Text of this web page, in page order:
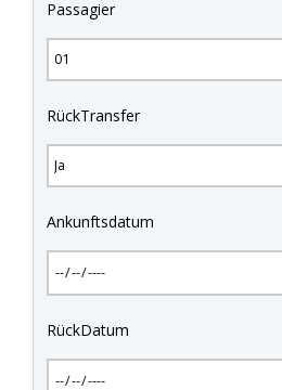
Passagier
RückTransfer
Ankunftsdatum
RückDatum